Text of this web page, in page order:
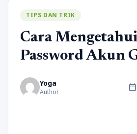
TIPS DAN TRIK
Cara Mengetahui
Password Akun
Yoga
Author calendar_today